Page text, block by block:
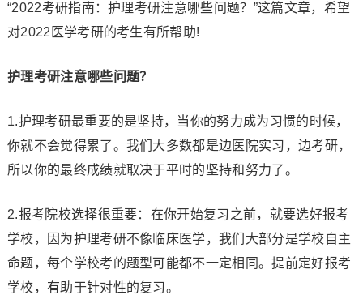
“2022考研指南：护理考研注意哪些问题？”这篇文章，希望
对2022医学考研的考生有所帮助!
护理考研注意哪些问题？
1.护理考研最重要的是坚持，当你的努力成为习惯的时候，
你就不会觉得累了。我们大多数都是边医院实习，边考研，
所以你的最终成绩就取决于平时的坚持和努力了。
2.报考院校选择很重要：在你开始复习之前，就要选好报考
学校，因为护理考研不像临床医学，我们大部分是学校自主
命题，每个学校考的题型可能都不一定相同。提前定好报考
学校，有助于针对性的复习。